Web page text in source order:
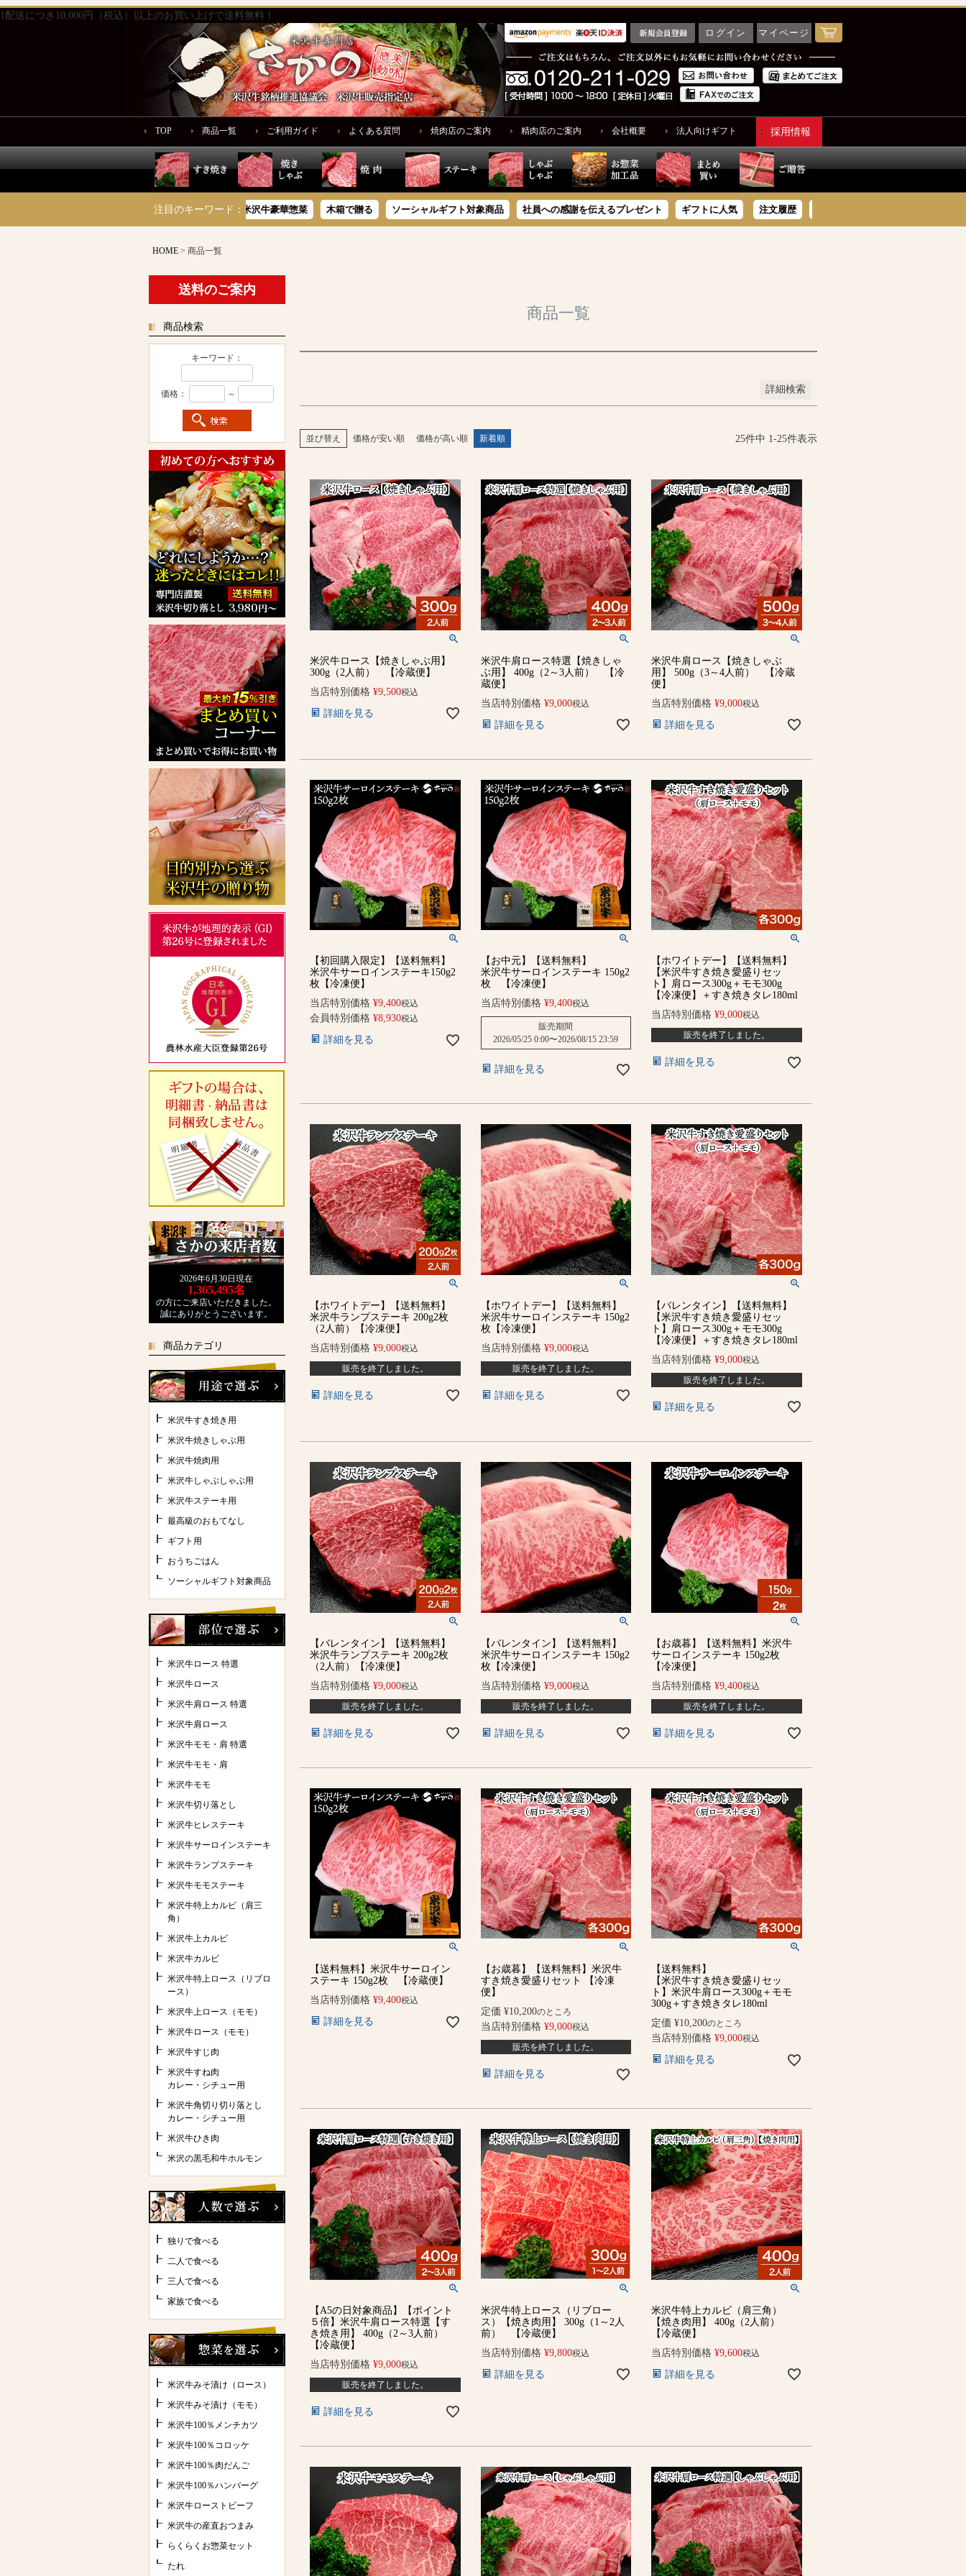
1配送につき10,000円（税込）以上のお買い上げで送料無料！
ログイン
マイページ
TOP 商品一覧 ご利用ガイド よくある質問 焼肉店のご案内 精肉店のご案内 会社概要 法人向けギフト 採用情報
注目のキーワード：
サシが旨いサーロイン 米沢牛豪華惣菜 木箱で贈る ソーシャルギフト対象商品 社員への感謝を伝えるプレゼント ギフトに人気 注文履歴 サシが旨いサーロイン
HOME 商品一覧
送料のご案内
商品検索
キーワード：
価格： ～
2026年6月30日現在
1,365,495名
の方にご来店いただきました。
誠にありがとうございます。
商品カテゴリ
米沢牛すき焼き用
米沢牛焼きしゃぶ用
米沢牛焼肉用
米沢牛しゃぶしゃぶ用
米沢牛ステーキ用
最高級のおもてなし
ギフト用
おうちごはん
ソーシャルギフト対象商品
米沢牛ロース 特選
米沢牛ロース
米沢牛肩ロース 特選
米沢牛肩ロース
米沢牛モモ・肩 特選
米沢牛モモ・肩
米沢牛モモ
米沢牛切り落とし
米沢牛ヒレステーキ
米沢牛サーロインステーキ
米沢牛ランプステーキ
米沢牛モモステーキ
米沢牛特上カルビ（肩三
角）
米沢牛上カルビ
米沢牛カルビ
米沢牛特上ロース（リブロ
ース）
米沢牛上ロース（モモ）
米沢牛ロース（モモ）
米沢牛すじ肉
米沢牛すね肉
カレー・シチュー用
米沢牛角切り切り落とし
カレー・シチュー用
米沢牛ひき肉
米沢の黒毛和牛ホルモン
独りで食べる
二人で食べる
三人で食べる
家族で食べる
米沢牛みそ漬け（ロース）
米沢牛みそ漬け（モモ）
米沢牛100％メンチカツ
米沢牛100％コロッケ
米沢牛100％肉だんご
米沢牛100％ハンバーグ
米沢牛ローストビーフ
米沢牛の産直おつまみ
らくらくお惣菜セット
たれ
商品一覧
詳細検索
キーワード
価格
〜
在庫なし商品
在庫なし商品を表示しない
商品番号/JANコード
キーワードヒット順
並び替え 価格が安い順 価格が高い順 新着順 25件中 1-25件表示
米沢牛ロース【焼きしゃぶ用】
300g（2人前） 【冷蔵便】
当店特別価格 ¥9,500税込
詳細を見る
米沢牛肩ロース特選【焼きしゃ
ぶ用】 400g（2～3人前） 【冷
蔵便】
当店特別価格 ¥9,000税込
詳細を見る
米沢牛肩ロース【焼きしゃぶ
用】 500g（3～4人前） 【冷蔵
便】
当店特別価格 ¥9,000税込
詳細を見る
【初回購入限定】【送料無料】
米沢牛サーロインステーキ150g2
枚【冷凍便】
当店特別価格 ¥9,400税込
会員特別価格 ¥8,930税込
詳細を見る
【お中元】【送料無料】
米沢牛サーロインステーキ 150g2
枚 【冷凍便】
当店特別価格 ¥9,400税込
販売期間
2026/05/25 0:00〜2026/08/15 23:59
詳細を見る
【ホワイトデー】【送料無料】
【米沢牛すき焼き愛盛りセッ
ト】肩ロース300g＋モモ300g
【冷凍便】＋すき焼きタレ180ml
当店特別価格 ¥9,000税込
販売を終了しました。
詳細を見る
【ホワイトデー】【送料無料】
米沢牛ランプステーキ 200g2枚
（2人前）【冷凍便】
当店特別価格 ¥9,000税込
販売を終了しました。
詳細を見る
【ホワイトデー】【送料無料】
米沢牛サーロインステーキ 150g2
枚【冷凍便】
当店特別価格 ¥9,000税込
販売を終了しました。
詳細を見る
【バレンタイン】【送料無料】
【米沢牛すき焼き愛盛りセッ
ト】肩ロース300g＋モモ300g
【冷凍便】＋すき焼きタレ180ml
当店特別価格 ¥9,000税込
販売を終了しました。
詳細を見る
【バレンタイン】【送料無料】
米沢牛ランプステーキ 200g2枚
（2人前）【冷凍便】
当店特別価格 ¥9,000税込
販売を終了しました。
詳細を見る
【バレンタイン】【送料無料】
米沢牛サーロインステーキ 150g2
枚【冷凍便】
当店特別価格 ¥9,000税込
販売を終了しました。
詳細を見る
【お歳暮】【送料無料】米沢牛
サーロインステーキ 150g2枚
【冷凍便】
当店特別価格 ¥9,400税込
販売を終了しました。
詳細を見る
【送料無料】米沢牛サーロイン
ステーキ 150g2枚 【冷蔵便】
当店特別価格 ¥9,400税込
詳細を見る
【お歳暮】【送料無料】米沢牛
すき焼き愛盛りセット 【冷凍
便】
定価 ¥10,200のところ
当店特別価格 ¥9,000税込
販売を終了しました。
詳細を見る
【送料無料】
【米沢牛すき焼き愛盛りセッ
ト】米沢牛肩ロース300g＋モモ
300g＋すき焼きタレ180ml
定価 ¥10,200のところ
当店特別価格 ¥9,000税込
詳細を見る
【A5の日対象商品】【ポイント
５倍】米沢牛肩ロース特選【す
き焼き用】 400g（2～3人前）
【冷蔵便】
当店特別価格 ¥9,000税込
販売を終了しました。
詳細を見る
米沢牛特上ロース（リブロー
ス）【焼き肉用】 300g（1～2人
前） 【冷蔵便】
当店特別価格 ¥9,800税込
詳細を見る
米沢牛特上カルビ（肩三角）
【焼き肉用】 400g（2人前）
【冷蔵便】
当店特別価格 ¥9,600税込
詳細を見る